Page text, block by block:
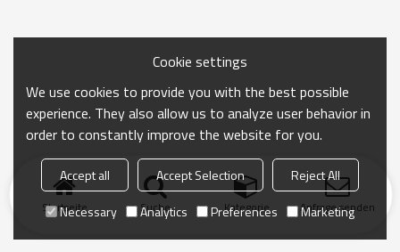
Startseite Suche Kategorie Anfrage senden
Cookie settings
We use cookies to provide you with the best possible
experience. They also allow us to analyze user behavior in
order to constantly improve the website for you.
Accept all Accept Selection
Reject All
Necessary
Analytics Preferences Marketing